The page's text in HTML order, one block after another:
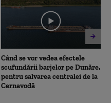
Când se vor vedea efectele
scufundării barjelor pe Dunăre,
pentru salvarea centralei de la
Cernavodă